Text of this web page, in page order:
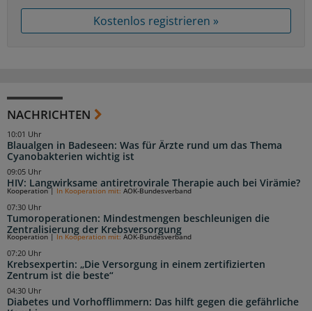
Kostenlos registrieren »
NACHRICHTEN
Blaualgen in Badeseen: Was für Ärzte rund um das Thema
Cyanobakterien wichtig ist
10:01 Uhr
HIV: Langwirksame antiretrovirale Therapie auch bei Virämie?
09:05 Uhr
Tumoroperationen: Mindestmengen beschleunigen die
Zentralisierung der Krebsversorgung
Kooperation| In Kooperation mit: AOK-Bundesverband
07:30 Uhr
Krebsexpertin: „Die Versorgung in einem zertifizierten
Zentrum ist die beste“
Kooperation In Kooperation mit: AOK-Bundesverband
07:20 Uhr
Diabetes und Vorhofflimmern: Das hilft gegen die gefährliche
04:30 Uhr